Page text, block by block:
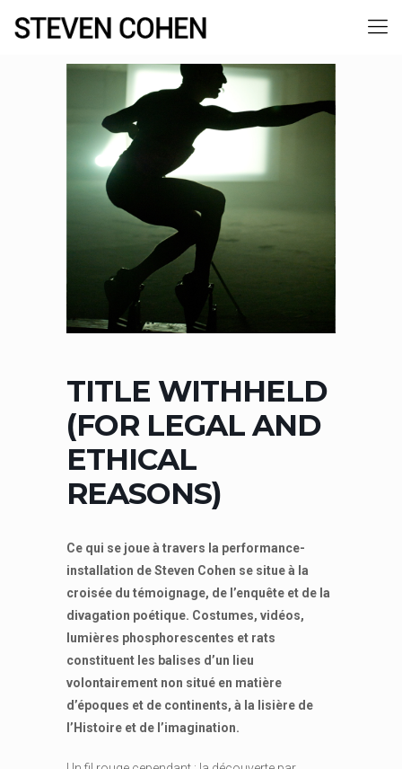
TITLE WITHHELD
(FOR LEGAL AND
ETHICAL
REASONS)
Ce qui se joue à travers la performance-
installation de Steven Cohen se situe à la
croisée du témoignage, de l’enquête et de la
divagation poétique. Costumes, vidéos,
lumières phosphorescentes et rats
constituent les balises d’un lieu
volontairement non situé en matière
d’époques et de continents, à la lisière de
l’Histoire et de l’imagination.